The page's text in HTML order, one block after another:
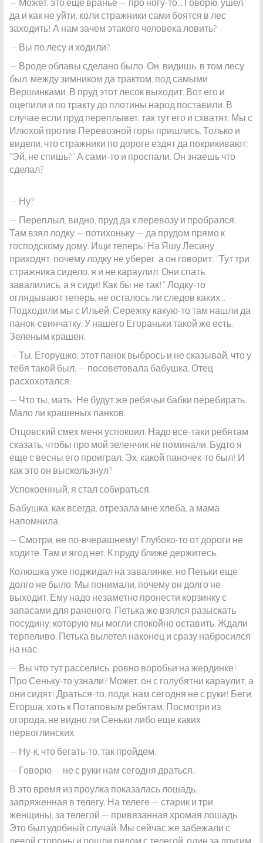
да и как не уйти, коли стражники сами боятся в лес
заходить! А нам зачем этакого человека ловить?
— Вы по лесу и ходили?
— Вроде облавы сделано было. Он, видишь, в том лесу
был, между зимником да трактом, под самыми
Вершинками. В пруд этот лесок выходит. Вот его и
оцепили и по тракту до плотины народ поставили. В
случае если пруд переплывет, так тут его и схватят. Мы с
Илюхой против Перевозной горы пришлись. Только и
видели, что стражники по дороге ездят да покрикивают:
“Эй, не спишь?” А сами-то и проспали. Он знаешь что
сделал?
— Ну?
— Переплыл, видно, пруд да к перевозу и пробрался.
Там взял лодку — потихоньку — да прудом прямо к
господскому дому. Ищи теперь! На Яшу Лесину
приходят, почему лодку не уберег, а он говорит: “Тут три
стражника сидело, я и не караулил. Они спать
завалились, а я сиди! Как бы не так!” Лодку-то
оглядывают теперь, не осталось ли следов каких...
Подходили мы с Ильей. Сережку какую-то там нашли да
панок-свинчатку. У нашего Егораньки такой же есть.
Зеленым крашен.
— Ты, Егорушко, этот панок выбрось и не сказывай, что у
тебя такой был, — посоветовала бабушка. Отец
расхохотался:
— Что ты, мать! Не будут же ребячьи бабки перебирать.
Мало ли крашеных панков.
Отцовский смех меня успокоил. Надо все-таки ребятам
сказать, чтобы про мой зеленчик не поминали. Будто я
еще с весны его проиграл. Эх, какой паночек-то был! И
как это он выскользнул?
Успокоенный, я стал собираться.
Бабушка, как всегда, отрезала мне хлеба, а мама
напомнила:
— Смотри, не по-вчерашнему! Глубоко-то от дороги не
ходите. Там и ягод нет. К пруду ближе держитесь.
Колюшка уже поджидал на завалинке, но Петьки еще
долго не было. Мы понимали, почему он долго не
выходит. Ему надо незаметно пронести корзинку с
запасами для раненого. Петька же взялся разыскать
посудину, которую мы могли спокойно оставить. Ждали
терпеливо. Петька вылетел наконец и сразу набросился
на нас:
— Вы что тут расселись, ровно воробьи на жердинке!
Про Сеньку-то узнали? Может, он с голубятни караулит, а
они сидят! Драться-то, поди, нам сегодня не с руки! Беги,
Егорша, хоть к Потаповым ребятам. Посмотри из
огорода, не видно ли Сеньки либо еще каких
первоглинских.
— Ну-к, что бегать-то, так пройдем.
— Говорю — не с руки нам сегодня драться.
В это время из проулка показалась лошадь,
запряженная в телегу. На телеге — старик и три
женщины, за телегой — привязанная хромая лошадь.
Это был удобный случай. Мы сейчас же забежали с
левой стороны и пошли рядом с телегой, один за другим.